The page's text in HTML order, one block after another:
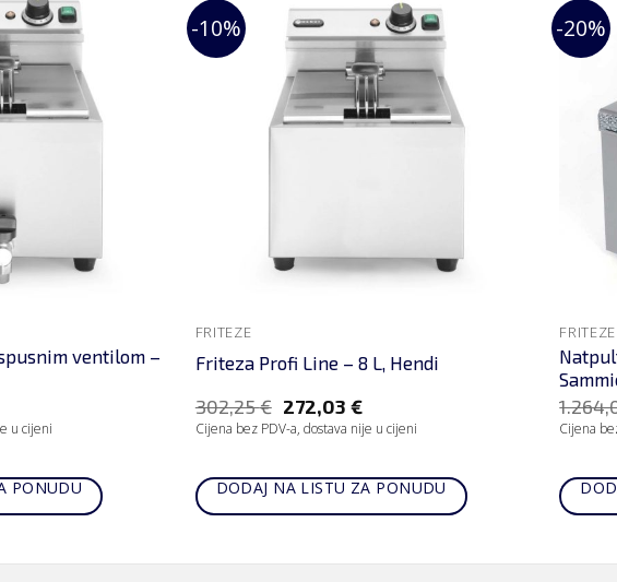
ventilom –
u cijeni
PONUDU
-10%
FRITEZE
Friteza Profi Line – 8 L, Hendi
302,25€ 272,03€
Cijena bez PDV-a, dostava nije u cijeni
DODAJ NA LISTU ZA PONUDU
-20%
FRITEZE
Cijena